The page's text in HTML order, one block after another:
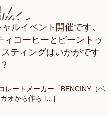
ルイベント開催です。
ィコーヒーとビーントゥ
ティングはいかがです
レートメーカー「BENCINY（ベ
カオから作ら […]